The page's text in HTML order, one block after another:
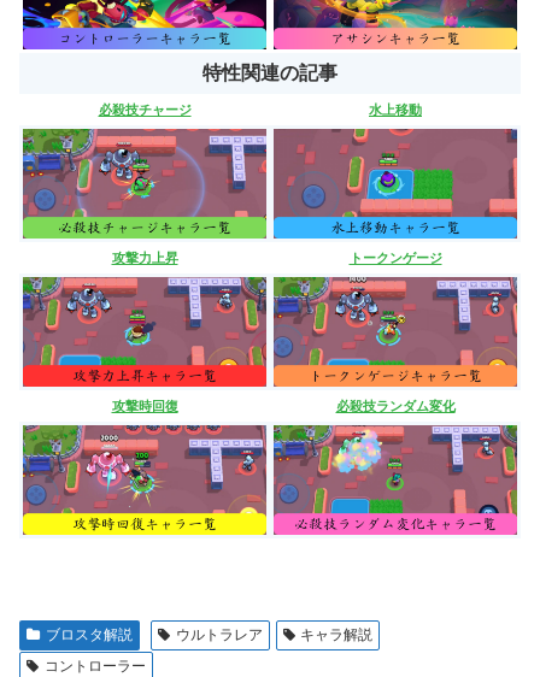
特性関連の記事
必殺技チャージ 水上移動
攻撃力上昇 トークンゲージ
攻撃時回復 必殺技ランダム変化
ブロスタ解説 ウルトラレア
キャラ解説
コントローラー